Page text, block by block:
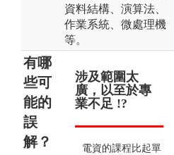
資料結構、演算法、
作業系統、微處理機
等。
有哪
些可
能的
誤
解？
涉及範圍太
廣，以至於專
業不足 !?
電資的課程比起單